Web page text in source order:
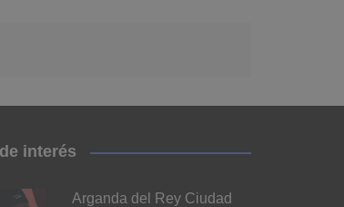
interés
Arganda del Rey Ciudad